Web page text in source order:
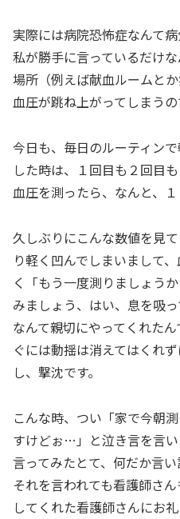
実際には病院恐怖症なんて
私が勝手に言っているだけ
場所（例えば献血ルームと
血圧が跳ね上がってしまうの
今日も、毎日のルーティン
した時は、１回目も２回目
血圧を測ったら、なんと、１
久しぶりにこんな数値を見
り軽く凹んでしまいまして
く「もう一度測りましょう
みましょう、はい、息を吸
なんて親切にやってくれた
ぐには動揺は消えてはくれ
し、撃沈です。
こんな時、つい「家で今朝
すけどぉ…」と泣き言を言い
言ってみたとて、何だか言い
それを言われても看護師さ
してくれた看護師さんにお